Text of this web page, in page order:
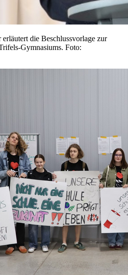
die Beschlussvorlage zur
Gymnasiums. Foto: